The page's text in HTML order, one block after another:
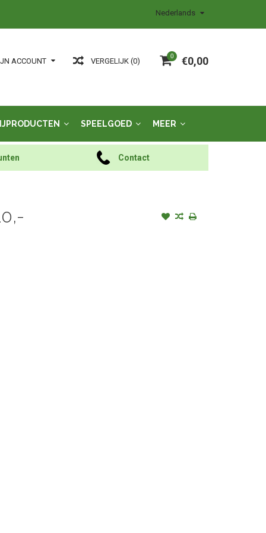
Nederlands
0 €0,00
VERGELIJK (0)
ACCOUNT
SPEELGOED MEER
Contact